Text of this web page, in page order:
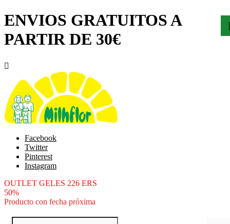
ENVIOS GRATUITOS A
PARTIR DE 30€

Facebook
Twitter
Pinterest
Instagram
OUTLET GELES 226 ERS
50%
Producto con fecha próxima